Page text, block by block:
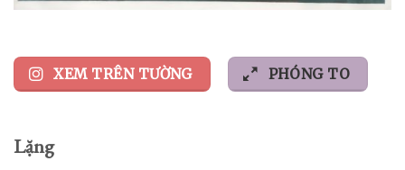
XEM TRÊN TƯỜNG PHÓNG TO
Lặng